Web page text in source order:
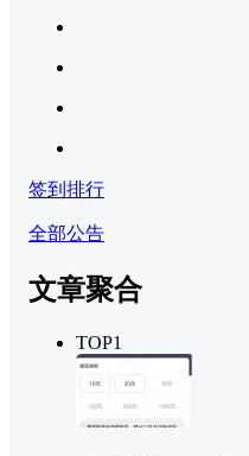
签到排行
全部公告
文章聚合
TOP1